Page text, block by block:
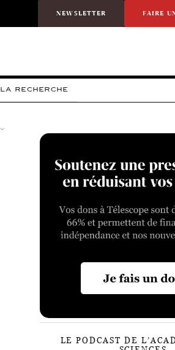
NEWSLETTER FAIRE
LA RECHERCHE
LE PODCAST DE